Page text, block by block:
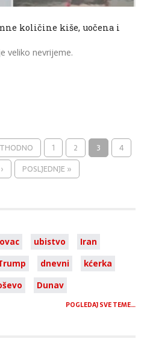
količine kiše, uočena i
veliko nevrijeme.
1 2 3
4
POSLJEDNJE »
ubistvo
Iran
dnevni
kćerka
Dunav
POGLEDAJ SVE TEME…